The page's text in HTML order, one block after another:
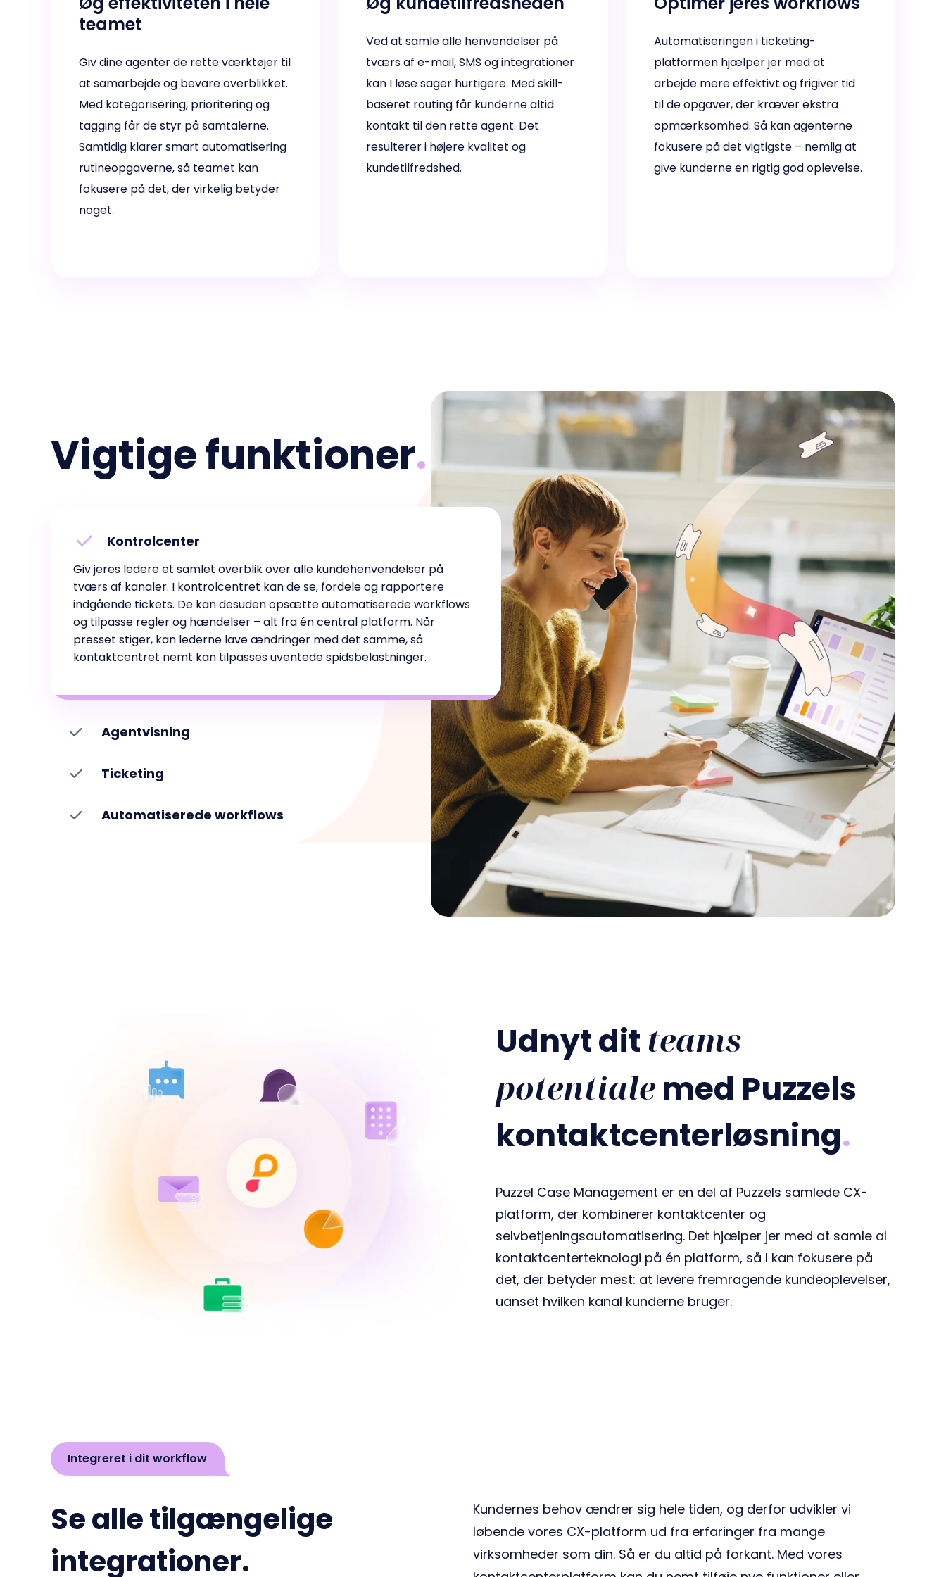
teamet
Giv dine agenter de rette værktøjer til
at samarbejde og bevare overblikket.
Med kategorisering, prioritering og
tagging får de styr på samtalerne.
Samtidig klarer smart automatisering
rutineopgaverne, så teamet kan
fokusere på det, der virkelig betyder
noget.
Ved at samle alle henvendelser på
tværs af e-mail, SMS og integrationer
kan I løse sager hurtigere. Med skill-
baseret routing får kunderne altid
kontakt til den rette agent. Det
resulterer i højere kvalitet og
kundetilfredshed.
Automatiseringen i ticketing-
platformen hjælper jer med at
arbejde mere effektivt og frigiver tid
til de opgaver, der kræver ekstra
opmærksomhed. Så kan agenterne
fokusere på det vigtigste – nemlig at
give kunderne en rigtig god oplevelse.
Vigtige funktioner.
Kontrolcenter
Giv jeres ledere et samlet overblik over alle kundehenvendelser på
tværs af kanaler. I kontrolcentret kan de se, fordele og rapportere
indgående tickets. De kan desuden opsætte automatiserede workflows
og tilpasse regler og hændelser – alt fra én central platform. Når
presset stiger, kan lederne lave ændringer med det samme, så
kontaktcentret nemt kan tilpasses uventede spidsbelastninger.
Agentvisning
Ticketing
Automatiserede workflows
Udnyt dit teams
potentiale med Puzzels
kontaktcenterløsning.
Puzzel Case Management er en del af Puzzels samlede CX-
platform, der kombinerer kontaktcenter og
selvbetjeningsautomatisering. Det hjælper jer med at samle al
kontaktcenterteknologi på én platform, så I kan fokusere på
det, der betyder mest: at levere fremragende kundeoplevelser,
uanset hvilken kanal kunderne bruger.
Integreret i dit workflow
Se alle tilgængelige
integrationer.
Kundernes behov ændrer sig hele tiden, og derfor udvikler vi
løbende vores CX-platform ud fra erfaringer fra mange
virksomheder som din. Så er du altid på forkant. Med vores